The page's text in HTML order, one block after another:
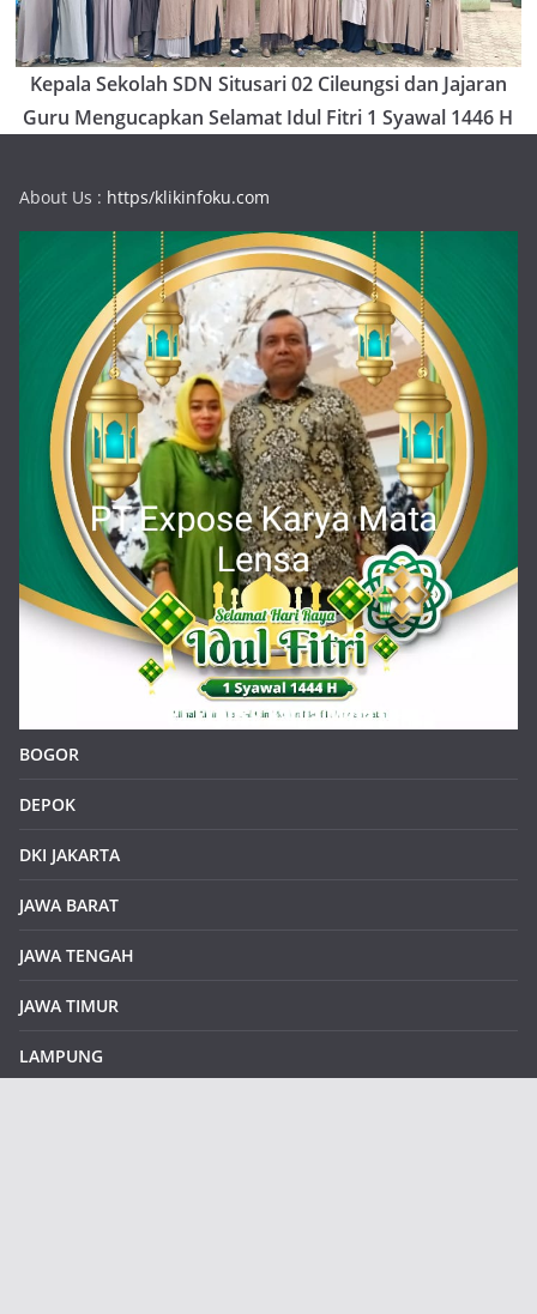
Kepala Sekolah SDN Situsari 02 Cileungsi dan Jajaran
Guru Mengucapkan Selamat Idul Fitri 1 Syawal 1446 H
About Us : https/klikinfoku.com
BOGOR
DEPOK
DKI JAKARTA
JAWA BARAT
JAWA TENGAH
JAWA TIMUR
LAMPUNG